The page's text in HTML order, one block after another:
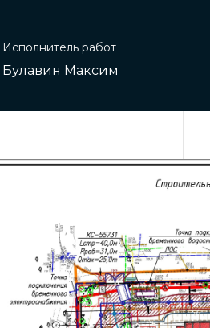
Исполнитель работ
Булавин Максим